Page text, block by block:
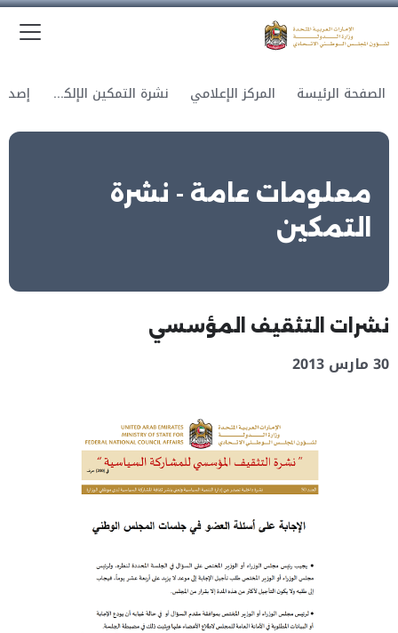
الصفحة الرئيسة المركز الإعلامي نشرة التمكين الإلكترونية
معلومات عامة - نشرة
التمكين
نشرات التثقيف المؤسسي
30 مارس 2013